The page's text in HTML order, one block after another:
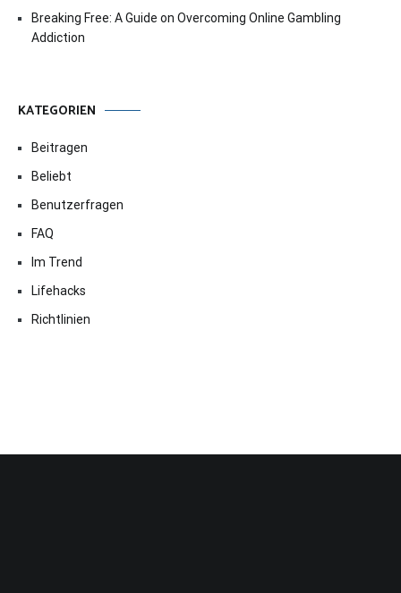
Breaking Free: A Guide on Overcoming Online Gambling
Addiction
KATEGORIEN
Beitragen
Beliebt
Benutzerfragen
FAQ
Im Trend
Lifehacks
Richtlinien